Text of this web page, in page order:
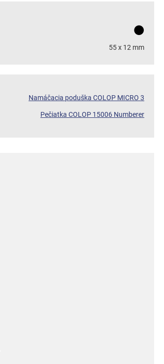
55 x 12 mm
Namáčacia poduška COLOP MICRO 3
Pečiatka COLOP 15006 Numberer